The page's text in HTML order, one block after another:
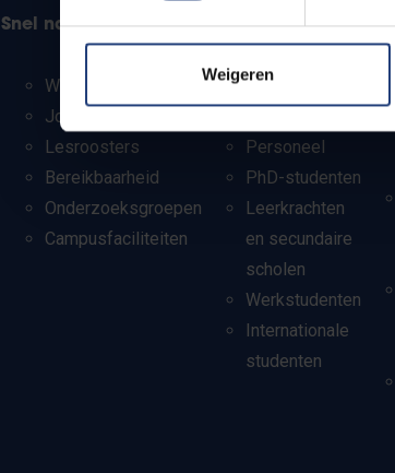
Weigeren
Snel naar
Webmail
Jobs
Lesroosters
Bereikbaarheid
Onderzoeksgroepen
Campusfaciliteiten
Info voor
Pers
Personeel
PhD-studenten
Leerkrachten
en secundaire
scholen
Werkstudenten
Internationale
studenten